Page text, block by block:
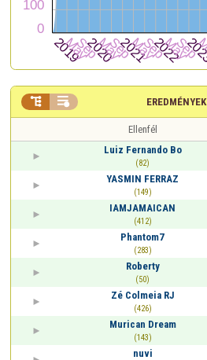
EREDMÉNYEK
 
Ellenfél
Luiz Fernando Bo
(82)
YASMIN FERRAZ
(149)
IAMJAMAICAN
(412)
Phantom7
(283)
Roberty
(50)
Zé Colmeia RJ
(426)
Murican Dream
(143)
nuvi